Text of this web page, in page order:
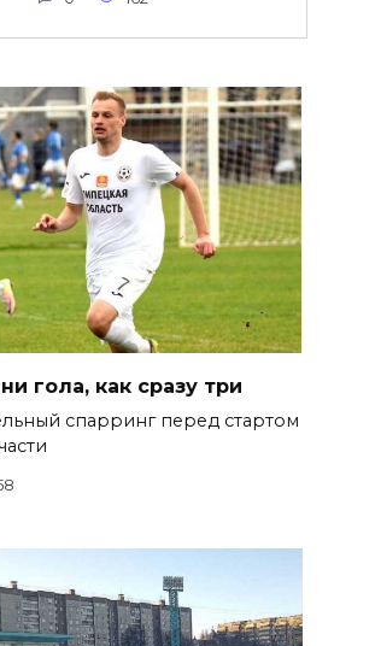
гола, как сразу три
спарринг перед стартом